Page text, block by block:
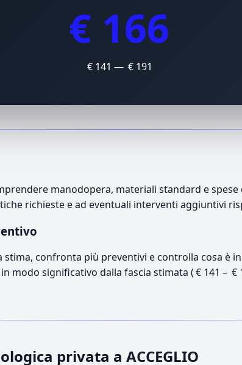
€ 166
€ 141 — € 191
manodopera, materiali standard e
richieste e ad eventuali interventi aggiuntivi
confronta più preventivi e controlla cosa è
modo significativo dalla fascia stimata ( € 141 –
privata a ACCEGLIO